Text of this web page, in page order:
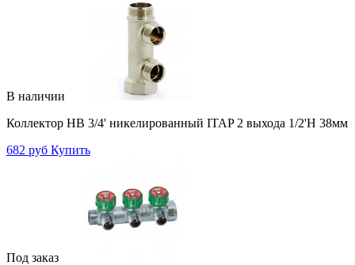
В наличии
Коллектор НВ 3/4' никелированный ITAP 2 выхода 1/2'Н 38мм
682 руб Купить
Под заказ